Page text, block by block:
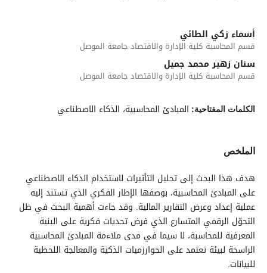
أسماء زكي الطائي
قسم المحاسبة كلية الإدارة والاقتصاد جامعة الموصل
سنان زهير محمد جميل
قسم المحاسبة كلية الإدارة والاقتصاد جامعة الموصل
الكلمات المفتاحية: المبادئ المحاسبية، الذكاء الاصطناعي
الملخص
هدف هذا البحث إلى تحليل التأثيرات لاستخدام الذكاء الاصطناعي
على المبادئ المحاسبية، بوصفها الإطار الفكري الذي تستند إليه
عملية إعداد وعرض التقارير المالية. وقد جاءت أهمية البحث في ظل
التحوّل الرقمي المتسارع الذي فرض تحديات فكرية على البنية
المعرفية للمحاسبة، لا سيما في مدى ملاءمة المبادئ المحاسبية
الراسخة لبيئة تعتمد على الخوارزميات الذكية والمعالجة اللحظية
للبيانات.